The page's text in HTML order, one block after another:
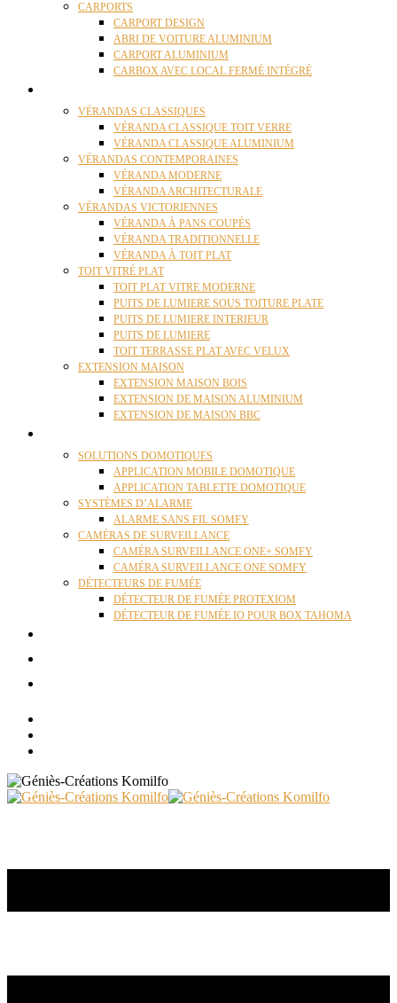
CARPORTS
CARPORT DESIGN
ABRI DE VOITURE ALUMINIUM
CARPORT ALUMINIUM
CARBOX AVEC LOCAL FERMÉ INTÉGRÉ
VÉRANDAS CLASSIQUES
VÉRANDA CLASSIQUE TOIT VERRE
VÉRANDA CLASSIQUE ALUMINIUM
VÉRANDAS CONTEMPORAINES
VÉRANDA MODERNE
VÉRANDA ARCHITECTURALE
VÉRANDAS VICTORIENNES
VÉRANDA À PANS COUPÉS
VÉRANDA TRADITIONNELLE
VÉRANDA À TOIT PLAT
TOIT VITRÉ PLAT
TOIT PLAT VITRE MODERNE
PUITS DE LUMIERE SOUS TOITURE PLATE
PUITS DE LUMIERE INTERIEUR
PUITS DE LUMIERE
TOIT TERRASSE PLAT AVEC VELUX
EXTENSION MAISON
EXTENSION MAISON BOIS
EXTENSION DE MAISON ALUMINIUM
EXTENSION DE MAISON BBC
SOLUTIONS DOMOTIQUES
APPLICATION MOBILE DOMOTIQUE
APPLICATION TABLETTE DOMOTIQUE
SYSTÈMES D’ALARME
ALARME SANS FIL SOMFY
CAMÉRAS DE SURVEILLANCE
CAMÉRA SURVEILLANCE ONE+ SOMFY
CAMÉRA SURVEILLANCE ONE SOMFY
DÉTECTEURS DE FUMÉE
DÉTECTEUR DE FUMÉE PROTEXIOM
DÉTECTEUR DE FUMÉE IO POUR BOX TAHOMA